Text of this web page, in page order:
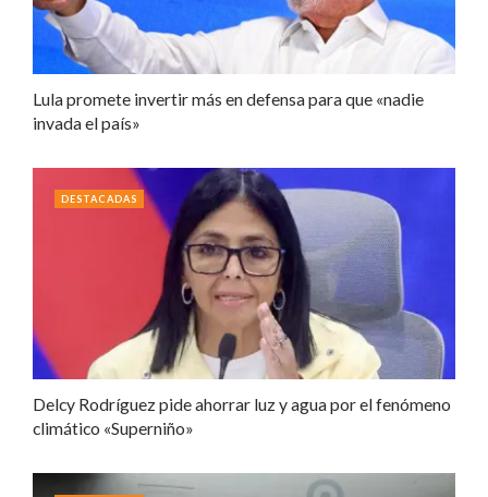
Lula promete invertir más en defensa para que «nadie
invada el país»
Delcy Rodríguez pide ahorrar luz y agua por el fenómeno
climático «Superniño»
DESTACADAS